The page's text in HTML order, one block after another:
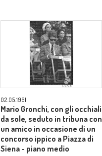
02.05.1961
Mario Gronchi, con gli occhiali
da sole, seduto in tribuna con
un amico in occasione di un
concorso ippico a Piazza di
Siena - piano medio